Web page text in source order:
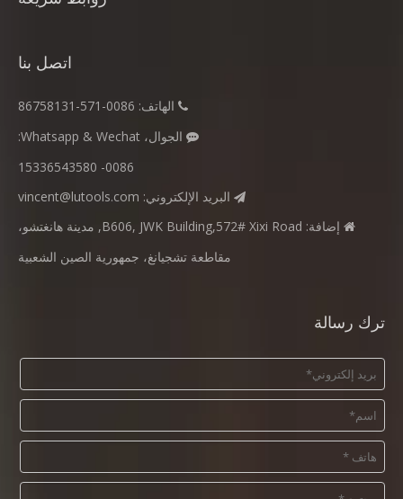
اتصل بنا
 الهاتف: 0086-571-86758131
 الجوال، Whatsapp & Wechat:
0086- 15336543580
 البريد الإلكتروني: vincent@lutools.com

إضافة: B606, JWK Building,572# Xixi Road, مدينة هانغتشو،
مقاطعة تشجيانغ، جمهورية الصين الشعبية
ترك رسالة